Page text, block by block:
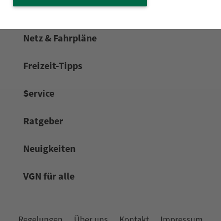
Netz & Fahrpläne
Frei­zeit-Tipps
Service
Rat­ge­ber
Neuigkeiten
VGN für alle